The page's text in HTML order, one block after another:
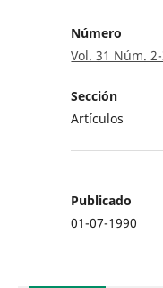
Número
Vol. 31 Núm.
Sección
Artículos
Publicado
01-07-1990